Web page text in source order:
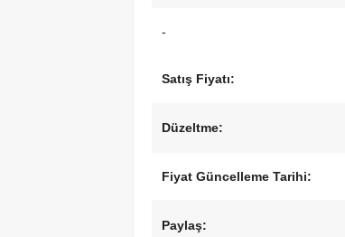
-
Satış Fiyatı:
Düzeltme:
Fiyat Güncelleme Tarihi:
Paylaş: